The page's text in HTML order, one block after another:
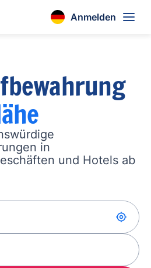
Anmelden
in
und Hotels ab